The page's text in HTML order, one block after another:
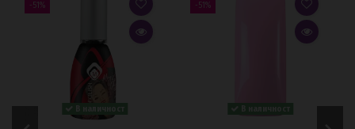
-51%
-51%